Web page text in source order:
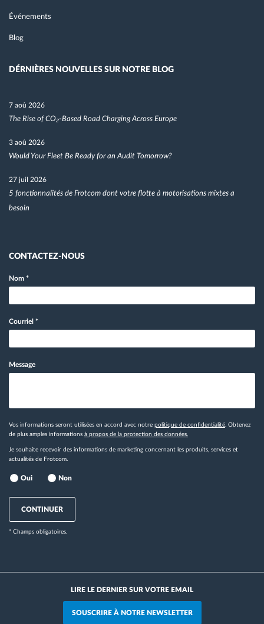
Événements
Blog
DÉRNIÈRES NOUVELLES SUR NOTRE BLOG
7 aoû 2026
The Rise of CO₂-Based Road Charging Across Europe
3 aoû 2026
Would Your Fleet Be Ready for an Audit Tomorrow?
27 juil 2026
5 fonctionnalités de Frotcom dont votre flotte à motorisations mixtes a
besoin
CONTACTEZ-NOUS
Nom *
Courriel *
Message
Vos informations seront utilisées en accord avec notre politique de confidentialité . Obtenez
de plus amples informations à propos de la protection des données.
Je souhaite recevoir des informations de marketing concernant les produits, services et
actualités de Frotcom.
Oui Non
CONTINUER
* Champs obligatoires.
LIRE LE DERNIER SUR VOTRE EMAIL
SOUSCRIRE À NOTRE NEWSLETTER